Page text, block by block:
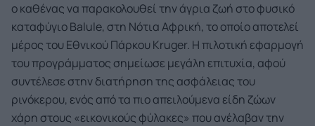
ο καθένας να παρακολουθεί την άγρια ζωή στο φυσικό
καταφύγιο Balule, στη Νότια Αφρική, το οποίο αποτελεί
μέρος του Εθνικού Πάρκου Kruger. Η πιλοτική εφαρμογή
του προγράμματος σημείωσε μεγάλη επιτυχία, αφού
συντέλεσε στην διατήρηση της ασφάλειας του
ρινόκερου, ενός από τα πιο απειλούμενα είδη ζώων
χάρη στους «εικονικούς φύλακες» που ανέλαβαν την